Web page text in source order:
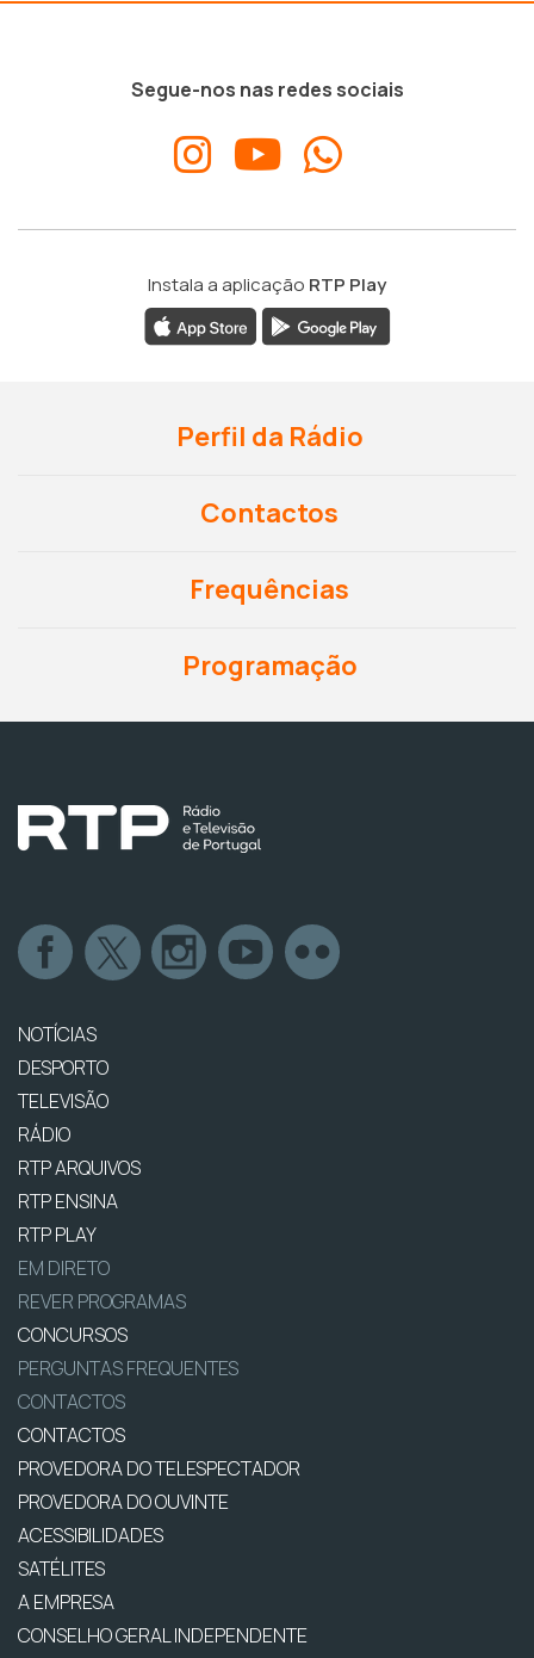
Segue-nos nas redes sociais
Instala a aplicação RTP Play
Perfil da Rádio
Contactos
Frequências
Programação
NOTÍCIAS
DESPORTO
TELEVISÃO
RÁDIO
RTP ARQUIVOS
RTP ENSINA
RTP PLAY
EM DIRETO
REVER PROGRAMAS
CONCURSOS
PERGUNTAS FREQUENTES
CONTACTOS
CONTACTOS
PROVEDORA DO TELESPECTADOR
PROVEDORA DO OUVINTE
ACESSIBILIDADES
SATÉLITES
A EMPRESA
CONSELHO GERAL INDEPENDENTE